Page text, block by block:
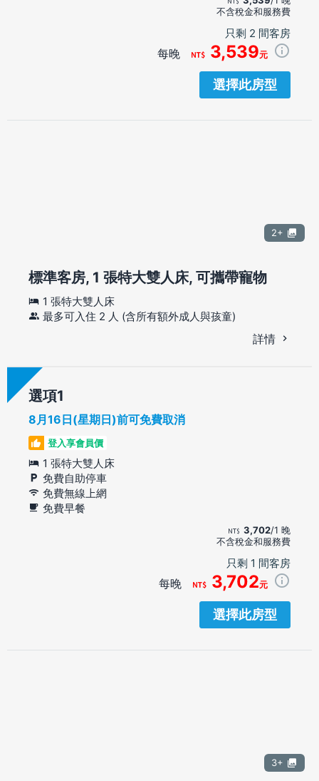
不含稅金和服務費
只剩 2 間客房
每晚 3,539元
選擇此房型
2+
標準客房, 1 張特大雙人床, 可攜帶寵物
1 張特大雙人床
最多可入住 2 人 (含所有額外成人與孩童)
詳情
選項
8月16日(星期日)前可免費取消
登入享會員價
1 張特大雙人床
免費自助停車
免費無線上網
免費早餐
3,702/1 晚
不含稅金和服務費
只剩 1 間客房
每晚 3,702元
選擇此房型
3+